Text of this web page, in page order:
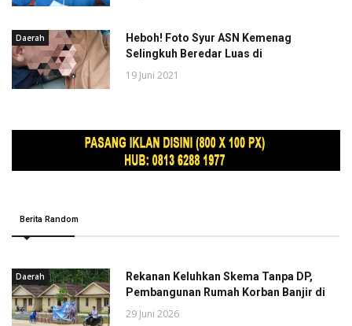
Daerah
Heboh! Foto Syur ASN Kemenag
Selingkuh Beredar Luas di
19 Juni 2021
Berita Random
Daerah
Rekanan Keluhkan Skema Tanpa DP,
Pembangunan Rumah Korban Banjir di
29 Juni 2026